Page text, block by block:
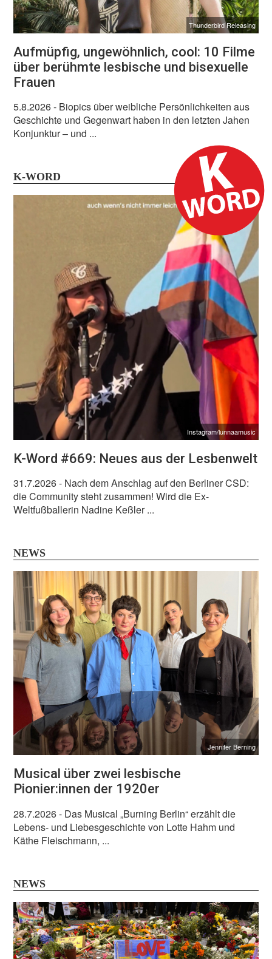
Thunderbird Releasing
Aufmüpfig, ungewöhnlich, cool: 10 Filme
über berühmte lesbische und bisexuelle
Frauen
5.8.2026- Biopics über weibliche Persönlichkeiten aus
Geschichte und Gegenwart haben in den letzten Jahen
Konjunktur – und ...
K-WORD
Instagram/lunnaamusic
K-Word #669: Neues aus der Lesbenwelt
31.7.2026- Nach dem Anschlag auf den Berliner CSD:
die Community steht zusammen! Wird die Ex-
Weltfußballerin Nadine Keßler ...
NEWS
Jennifer Berning
Musical über zwei lesbische
Pionier:innen der 1920er
28.7.2026- Das Musical „Burning Berlin“ erzählt die
Lebens- und Liebesgeschichte von Lotte Hahm und
Käthe Fleischmann, ...
NEWS